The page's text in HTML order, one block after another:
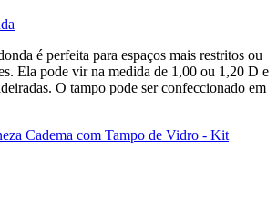
é perfeita para espaços mais restritos ou
Ela pode vir na medida de 1,00 ou 1,20 D e
O tampo pode ser confeccionado em